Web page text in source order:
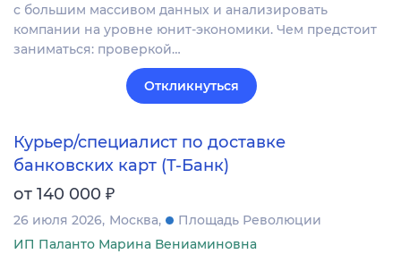
с большим массивом данных и анализировать
компании на уровне юнит-экономики. Чем предстоит
заниматься: проверкой…
Откликнуться
Курьер/специалист по доставке
банковских карт (Т-Банк)
от 140 000 ₽
26 июля 2026 Москва
Площадь Революции
ИП Паланто Марина Вениаминовна